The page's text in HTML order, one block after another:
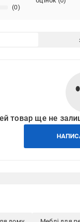
(0)
товар ще не